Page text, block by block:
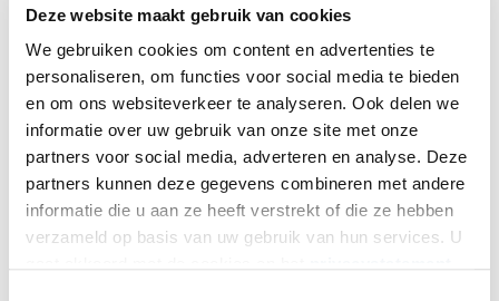
Deze website maakt gebruik van cookies
We gebruiken cookies om content en advertenties te
personaliseren, om functies voor social media te bieden
en om ons websiteverkeer te analyseren. Ook delen we
informatie over uw gebruik van onze site met onze
partners voor social media, adverteren en analyse. Deze
partners kunnen deze gegevens combineren met andere
informatie die u aan ze heeft verstrekt of die ze hebben
verzameld op basis van uw gebruik van hun services. U
Tropische Planten op het Muiderslot. Foto: Melanie Lemahieu.
De presentatieTropische plantenis van 8 juni t/m 30 augustus
2026 is in de kasteeltuinen van het Muiderslot te zien. Kijk voor
meer informatie op dewebsite van het Muiderslot.
Bron:Muiderslot